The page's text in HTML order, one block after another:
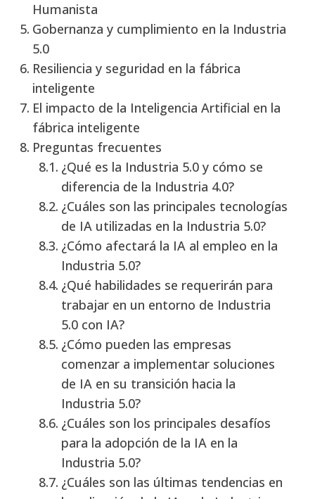
Humanista
Gobernanza y cumplimiento en la Industria
5.0
Resiliencia y seguridad en la fábrica
inteligente
El impacto de la Inteligencia Artificial en la
fábrica inteligente
Preguntas frecuentes
¿Qué es la Industria 5.0 y cómo se
diferencia de la Industria 4.0?
¿Cuáles son las principales tecnologías
de IA utilizadas en la Industria 5.0?
¿Cómo afectará la IA al empleo en la
Industria 5.0?
¿Qué habilidades se requerirán para
trabajar en un entorno de Industria
5.0 con IA?
¿Cómo pueden las empresas
comenzar a implementar soluciones
de IA en su transición hacia la
Industria 5.0?
¿Cuáles son los principales desafíos
para la adopción de la IA en la
Industria 5.0?
¿Cuáles son las últimas tendencias en